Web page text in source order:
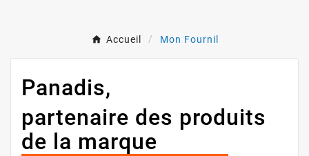
Accueil Mon Fournil
Panadis,
partenaire des produits
de la marque